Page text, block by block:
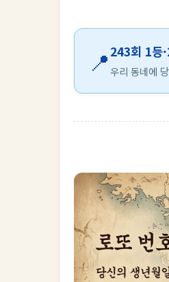
📍 243회 1등
우리 동네에